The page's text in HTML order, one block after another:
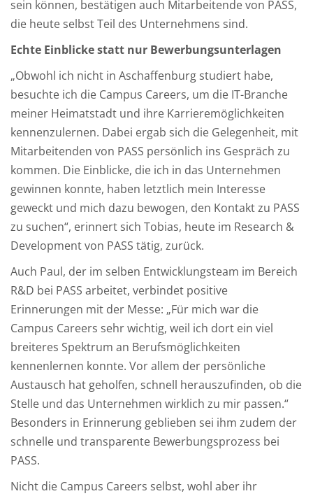
sein können, bestätigen auch Mitarbeitende von PASS,
die heute selbst Teil des Unternehmens sind.
Echte Einblicke statt nur Bewerbungsunterlagen
„Obwohl ich nicht in Aschaffenburg studiert habe,
besuchte ich die Campus Careers, um die IT-Branche
meiner Heimatstadt und ihre Karrieremöglichkeiten
kennenzulernen. Dabei ergab sich die Gelegenheit, mit
Mitarbeitenden von PASS persönlich ins Gespräch zu
kommen. Die Einblicke, die ich in das Unternehmen
gewinnen konnte, haben letztlich mein Interesse
geweckt und mich dazu bewogen, den Kontakt zu PASS
zu suchen“, erinnert sich Tobias, heute im Research &
Development von PASS tätig, zurück.
Auch Paul, der im selben Entwicklungsteam im Bereich
R&D bei PASS arbeitet, verbindet positive
Erinnerungen mit der Messe: „Für mich war die
Campus Careers sehr wichtig, weil ich dort ein viel
breiteres Spektrum an Berufsmöglichkeiten
kennenlernen konnte. Vor allem der persönliche
Austausch hat geholfen, schnell herauszufinden, ob die
Stelle und das Unternehmen wirklich zu mir passen.“
Besonders in Erinnerung geblieben sei ihm zudem der
schnelle und transparente Bewerbungsprozess bei
PASS.
Nicht die Campus Careers selbst, wohl aber ihr